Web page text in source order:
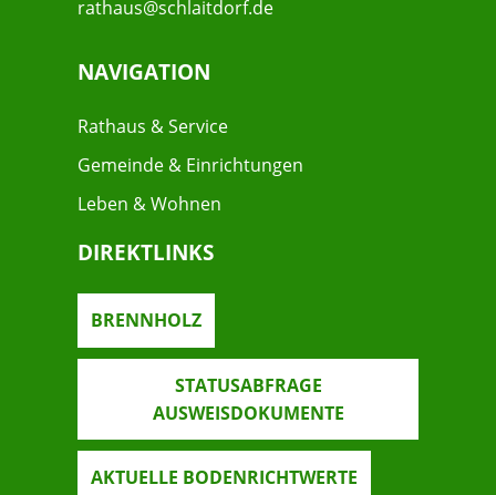
rathaus@schlaitdorf.de
NAVIGATION
Rathaus & Service
Gemeinde & Einrichtungen
Leben & Wohnen
DIREKTLINKS
BRENNHOLZ
STATUSABFRAGE
AUSWEISDOKUMENTE
AKTUELLE BODENRICHTWERTE